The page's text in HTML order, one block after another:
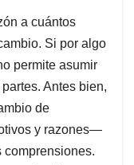
a cuántos
Si por algo
permite asumir
Antes bien,
de
y razones—
comprensiones.